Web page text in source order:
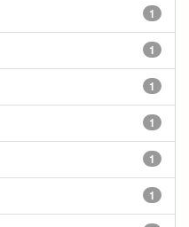
1
1
1
1
1
1